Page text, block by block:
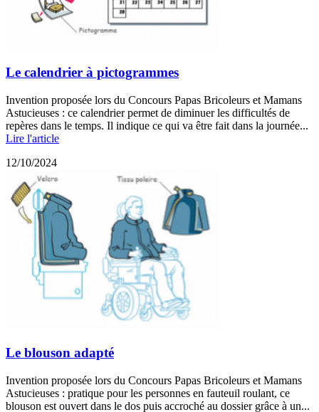
Le calendrier à pictogrammes
Invention proposée lors du Concours Papas Bricoleurs et Mamans
Astucieuses : ce calendrier permet de diminuer les difficultés de
repères dans le temps. Il indique ce qui va être fait dans la journée...
Lire l'article
12/10/2024
Le blouson adapté
Invention proposée lors du Concours Papas Bricoleurs et Mamans
Astucieuses : pratique pour les personnes en fauteuil roulant, ce
blouson est ouvert dans le dos puis accroché au dossier grâce à un...